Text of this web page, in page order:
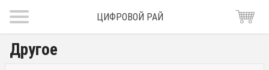
ЦИФРОВОЙ РАЙ
Другое